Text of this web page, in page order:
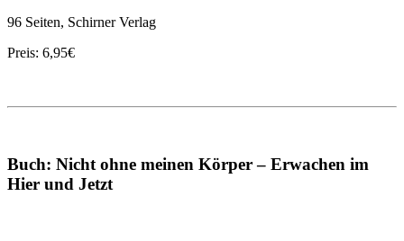
96 Seiten, Schirner Verlag
Preis: 6,95€
Buch: Nicht ohne meinen Körper – Erwachen im
Hier und Jetzt